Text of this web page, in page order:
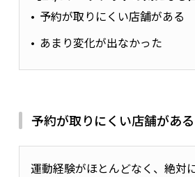
ジムを複数見学して決めました
んが優しくて厳しいので、楽し
予約が取りにくい店舗がある
あまり変化が出なかった
予約が取りにくい店舗がある
運動経験がほとんどなく、絶対